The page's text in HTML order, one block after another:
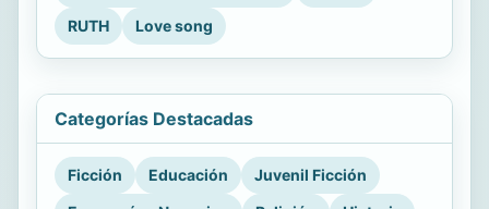
RUTH
Love song
Categorías Destacadas
Ficción Educación
Juvenil Ficción